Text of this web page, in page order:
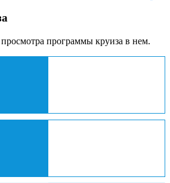
программы круиза в нем.